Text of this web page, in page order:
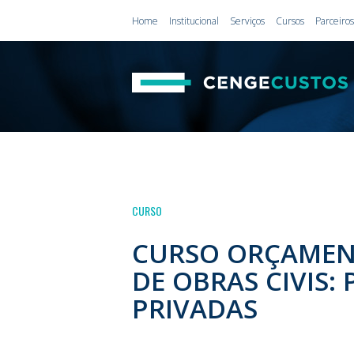
Home Institucional Serviços Cursos Parceiros
CURSO
CURSO
DE OBRAS CIVIS:
PRIVADAS